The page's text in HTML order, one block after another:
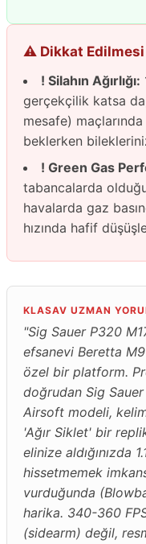
⚠️ Dikkat
! Silahın Ağırlığı:
gerçekçilik katsa
mesafe)
beklerken
! Green Gas
tabancalarda
havalarda gaz
hızında hafif
KLASAV UZMAN
"Sig Sauer P320
efsanevi Beretta
özel bir platform.
doğrudan Sig
Airsoft modeli,
'Ağır Siklet' bir
elinize aldığınızda
hissetmemek
vurduğunda
harika. 340-360
(sidearm) değil,